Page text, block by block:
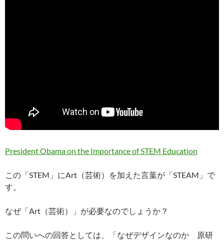
President Obama on the Importance of STEM Education
この「STEM」にArt（芸術）を加えた言葉が「STEAM」で
す。
なぜ「Art（芸術）」が必要なのでしょうか？
この問いへの回答としては、「なぜデザインなのか 原研